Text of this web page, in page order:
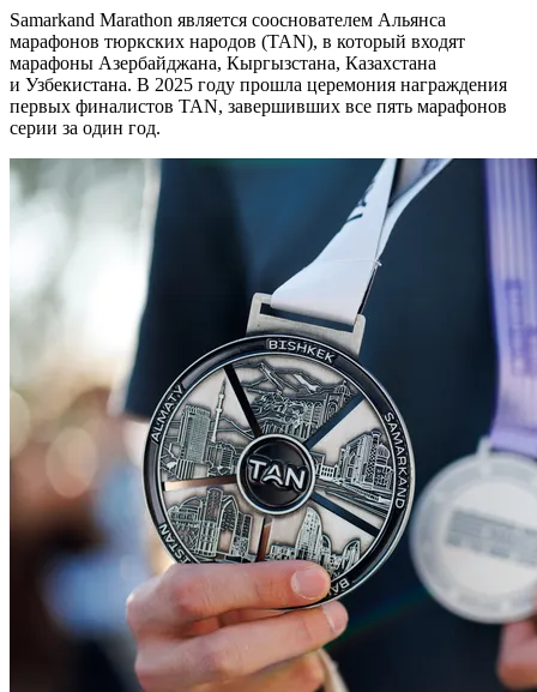
Samarkand Marathon является сооснователем Альянса
марафонов тюркских народов (TAN), в который входят
марафоны Азербайджана, Кыргызстана, Казахстана
и Узбекистана. В 2025 году прошла церемония награждения
первых финалистов TAN, завершивших все пять марафонов
серии за один год.